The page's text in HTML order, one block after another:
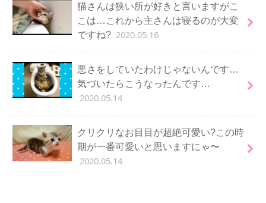
猫さんは狭い所が好きと言いますがこ
こは…これから主さんは寝るのが大変
ですね? 2020.05.16
悪さをしていたわけじゃないんです…
気づいたらこうなったんです…
2020.05.14
クリクリなお目目が超絶可愛い?この時
期が一番可愛いと思いますにゃ〜
2020.05.14